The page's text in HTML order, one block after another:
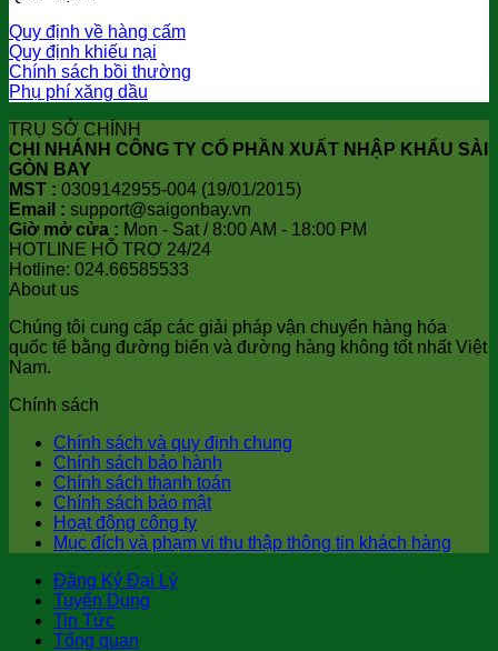
Quy định về hàng cấm
Quy định khiếu nại
Chính sách bồi thường
Phụ phí xăng dầu
TRỤ SỞ CHÍNH
CHI NHÁNH CÔNG TY CỔ PHẦN XUẤT NHẬP KHẨU SÀI
GÒN BAY
MST : 0309142955-004 (19/01/2015)
Email : support@saigonbay.vn
Giờ mở cửa : Mon - Sat / 8:00 AM - 18:00 PM
HOTLINE HỖ TRỢ 24/24
Hotline: 024.66585533
About us
Chúng tôi cung cấp các giải pháp vận chuyển hàng hóa
quốc tế bằng đường biển và đường hàng không tốt nhất Việt
Nam.
Chính sách
Chính sách và quy định chung
Chính sách bảo hành
Chính sách thanh toán
Chính sách bảo mật
Hoạt động công ty
Mục đích và phạm vi thu thập thông tin khách hàng
Đăng Ký Đại Lý
Tuyển Dụng
Tin Tức
Tổng quan